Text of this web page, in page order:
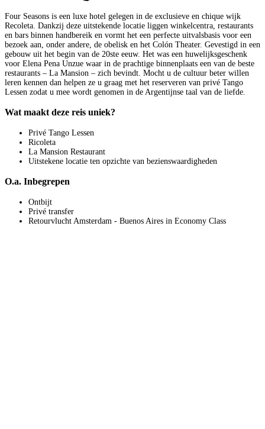
Four Seasons is een luxe hotel gelegen in de exclusieve en chique wijk
Recoleta. Dankzij deze uitstekende locatie liggen winkelcentra, restaurants
en bars binnen handbereik en vormt het een perfecte uitvalsbasis voor een
bezoek aan, onder andere, de obelisk en het Colón Theater. Gevestigd in een
gebouw uit het begin van de 20ste eeuw. Het was een huwelijksgeschenk
voor Elena Pena Unzue waar in de prachtige binnenplaats een van de beste
restaurants – La Mansion – zich bevindt. Mocht u de cultuur beter willen
leren kennen dan helpen ze u graag met het reserveren van privé Tango
Lessen zodat u mee wordt genomen in de Argentijnse taal van de liefde.
Wat maakt deze reis uniek?
Privé Tango Lessen
Ricoleta
La Mansion Restaurant
Uitstekene locatie ten opzichte van bezienswaardigheden
O.a. Inbegrepen
Ontbijt
Privé transfer
Retourvlucht Amsterdam - Buenos Aires in Economy Class